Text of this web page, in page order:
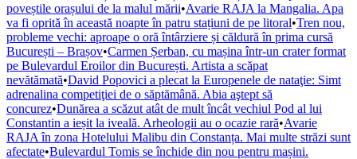
poveștile orașului de la malul mării•Avarie RAJA la Mangalia. Apa
va fi oprită în această noapte în patru stațiuni de pe litoral•Tren nou,
probleme vechi: aproape o oră întârziere și căldură în prima cursă
București – Brașov•Carmen Șerban, cu mașina într-un crater format
pe Bulevardul Eroilor din București. Artista a scăpat
nevătămată•David Popovici a plecat la Europenele de nataţie: Simt
adrenalina competiţiei de o săptămână. Abia aştept să
concurez•Dunărea a scăzut atât de mult încât vechiul Pod al lui
Constantin a ieșit la iveală. Arheologii au o ocazie rară•Avarie
RAJA în zona Hotelului Malibu din Constanța. Mai multe străzi sunt
afectate•Bulevardul Tomis se închide din nou pentru mașini.